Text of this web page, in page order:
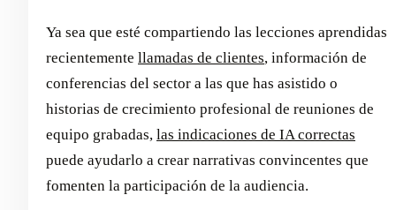
Ya sea que esté compartiendo las lecciones aprendidas
recientemente llamadas de clientes, información de
conferencias del sector a las que has asistido o
historias de crecimiento profesional de reuniones de
equipo grabadas, las indicaciones de IA correctas
puede ayudarlo a crear narrativas convincentes que
fomenten la participación de la audiencia.